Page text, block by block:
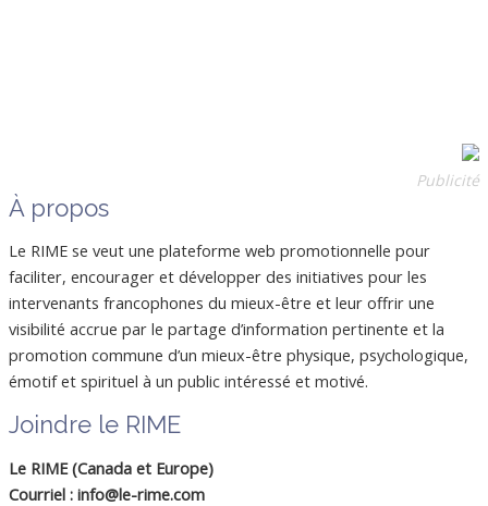
Publicité
À propos
Le RIME se veut une plateforme web promotionnelle pour
faciliter, encourager et développer des initiatives pour les
intervenants francophones du mieux-être et leur offrir une
visibilité accrue par le partage d’information pertinente et la
promotion commune d’un mieux-être physique, psychologique,
émotif et spirituel à un public intéressé et motivé.
Joindre le RIME
Le RIME (Canada et Europe)
Courriel : info@le-rime.com